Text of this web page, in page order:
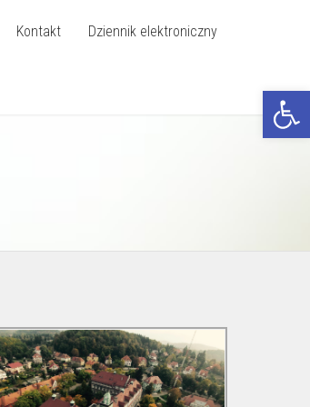
Otwórz
Kontakt Dziennik elektroniczny